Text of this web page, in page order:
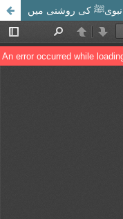
نبویﷺ کی روشنی میں